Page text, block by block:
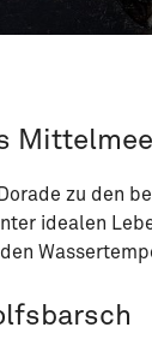
zu den
idealen